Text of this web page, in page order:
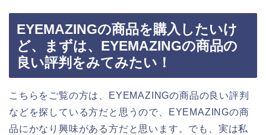
EYEMAZINGの商品を購入したいけ
ど、まずは、EYEMAZINGの商品の
良い評判をみてみたい！
こちらをご覧の方は、EYEMAZINGの商品の良い評判
などを探している方だと思うので、EYEMAZINGの商
品にかなり興味がある方だと思います。でも、実は私